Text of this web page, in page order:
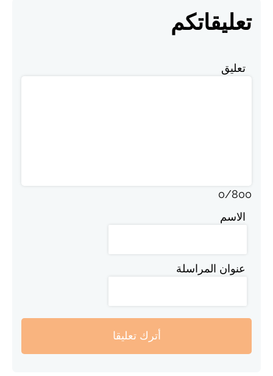
تعليقاتكم
تعليق
0/800
الاسم
عنوان المراسلة
أترك تعليقا